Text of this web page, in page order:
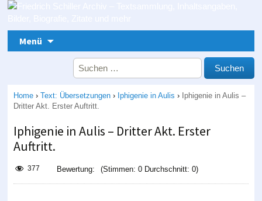
Menü
Suche nach:
Home ›Text: Übersetzungen › Iphigenie in Aulis › Iphigenie in Aulis –
Dritter Akt. Erster Auftritt.
Iphigenie in Aulis – Dritter Akt. Erster
Auftritt.
377 Bewertung: (Stimmen: 0 Durchschnitt: 0)